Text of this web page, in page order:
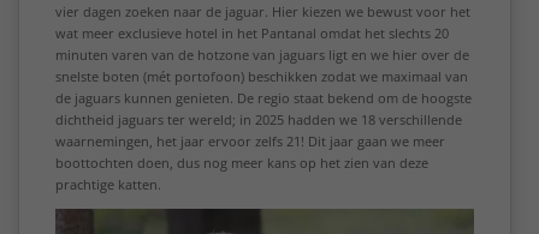
vier dagen zoeken naar de jaguar. Hier kiezen we bewust voor het
wat meer exclusieve hotel in het Pantanal omdat het slechts 20
minuten varen van de hotzone van jaguars ligt en we hier over de
snelste boten (mét portofoon) beschikken zodat we maximaal van
de jaguars kunnen genieten. De regio staat bekend om de hoogste
dichtheid jaguars ter wereld; in 2025 hadden we 18 verschillende
waarnemingen, het jaar ervoor zelfs 21! Dit jaar gaan we meer
boottochten doen, dus nog meer kans op het zien van deze
prachtige katten.